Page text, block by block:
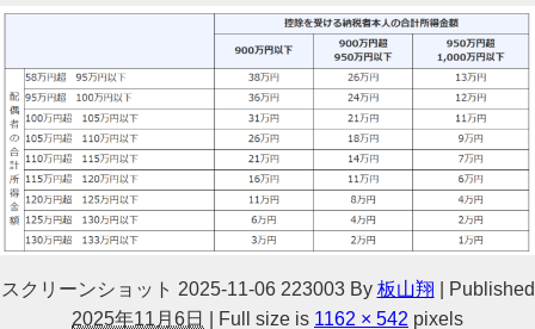
スクリーンショット 2025-11-06 223003 By 板山翔
Published
2025年11月6日
Full size is 1162 × 542 pixels